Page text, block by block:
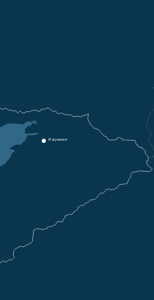
Каракол